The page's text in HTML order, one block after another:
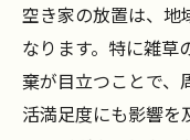
空き家ト
空き家放
近隣との
空き家の放置は、地
なります。特に雑草
棄が目立つことで、
活満足度にも影響を